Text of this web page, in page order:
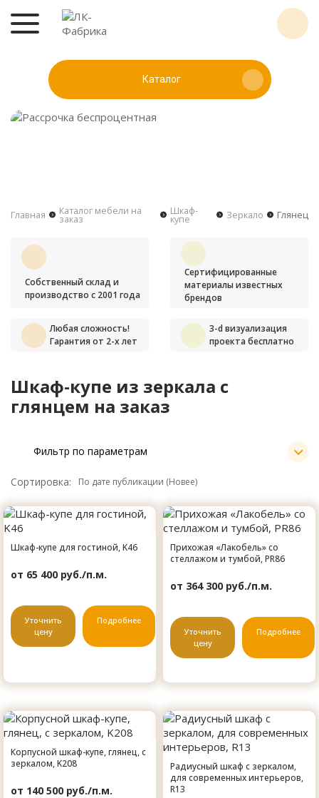
Каталог
Главная Каталог мебели на
заказ
Шкаф-
купе Зеркало Глянец
Собственный склад и
производство с 2001 года
Сертифицированные
материалы известных
брендов
Любая сложность!
Гарантия от 2-х лет
3-d визуализация
проекта бесплатно
Шкаф-купе из зеркала с
глянцем на заказ
Фильтр по параметрам
Сортировка:
Шкаф-купе для гостиной, K46
от 65 400 руб./п.м.
Уточнить
цену
Подробнее
Прихожая «Лакобель» со
стеллажом и тумбой, PR86
от 364 300 руб./п.м.
Уточнить
цену
Подробнее
Корпусной шкаф-купе, глянец, с
зеркалом, K208
от 140 500 руб./п.м.
Радиусный шкаф с зеркалом,
для современных интерьеров,
R13